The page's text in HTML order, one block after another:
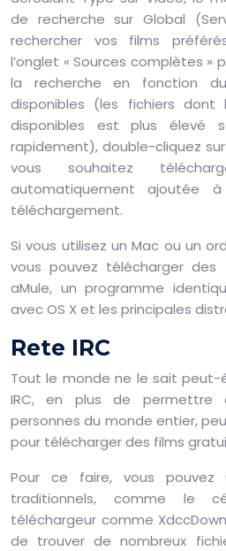
de recherche sur Global
rechercher vos films
l’onglet « Sources complètes »
la recherche en fonction
disponibles (les fichiers
disponibles est plus élevé
rapidement), double-cliquez
vous souhaitez
automatiquement ajoutée
téléchargement.
Si vous utilisez un Mac ou un
vous pouvez télécharger
aMule, un programme
avec OS X et les principales
Rete IRC
Tout le monde ne le sait peut-
IRC, en plus de
personnes du monde entier,
pour télécharger des films
Pour ce faire, vous pouvez
traditionnels, comme le
téléchargeur comme
de trouver de nombreux